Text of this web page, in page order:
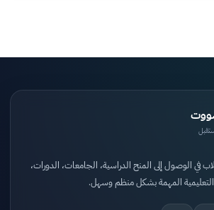
في الوصول إلى المنح الدراسية، الجامعات، الدورات،
المهمة بشكل منظم وسهل.